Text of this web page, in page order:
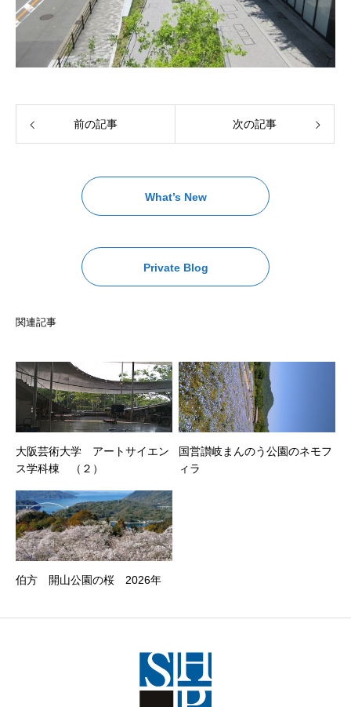
前の記事 次の記事
What’s New
Private Blog
関連記事
大阪芸術大学 アートサイエン
ス学科棟 （２）
国営讃岐まんのう公園のネモフ
ィラ
伯方 開山公園の桜 2026年